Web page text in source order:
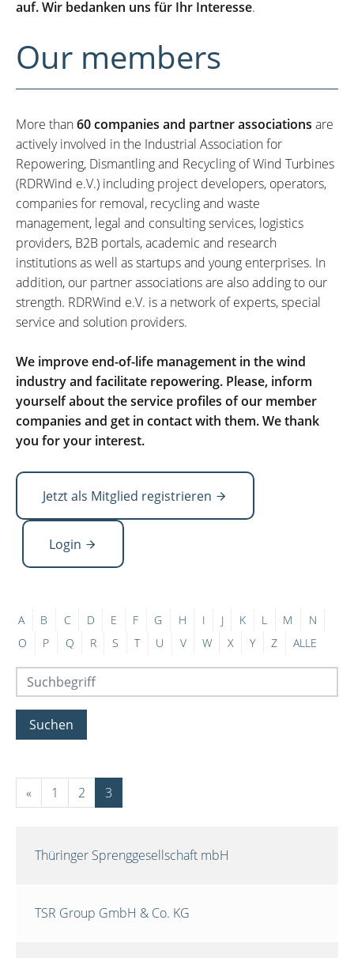
auf. Wir bedanken uns für Ihr Interesse.
Our members
More than60 companies and partner associations are
actively involved in the Industrial Association for
Repowering, Dismantling and Recycling of Wind Turbines
(RDRWind e.V.) including project developers, operators,
companies for removal, recycling and waste
management, legal and consulting services, logistics
providers, B2B portals, academic and research
institutions as well as startups and young enterprises. In
addition, our partner associations are also adding to our
strength. RDRWind e.V. is a network of experts, special
service and solution providers.
We improve end-of-life management in the wind
industry and facilitate repowering. Please, inform
yourself about the service profiles of our member
companies and get in contact with them. We thank
you for your interest.
Jetzt als Mitglied registrieren
Login
A B C D E F G H I J K L M
N
O
P Q R S T U V W X Y Z ALLE
Suchen
« 1 2 3
Thüringer Sprenggesellschaft mbH
TSR Group GmbH & Co. KG